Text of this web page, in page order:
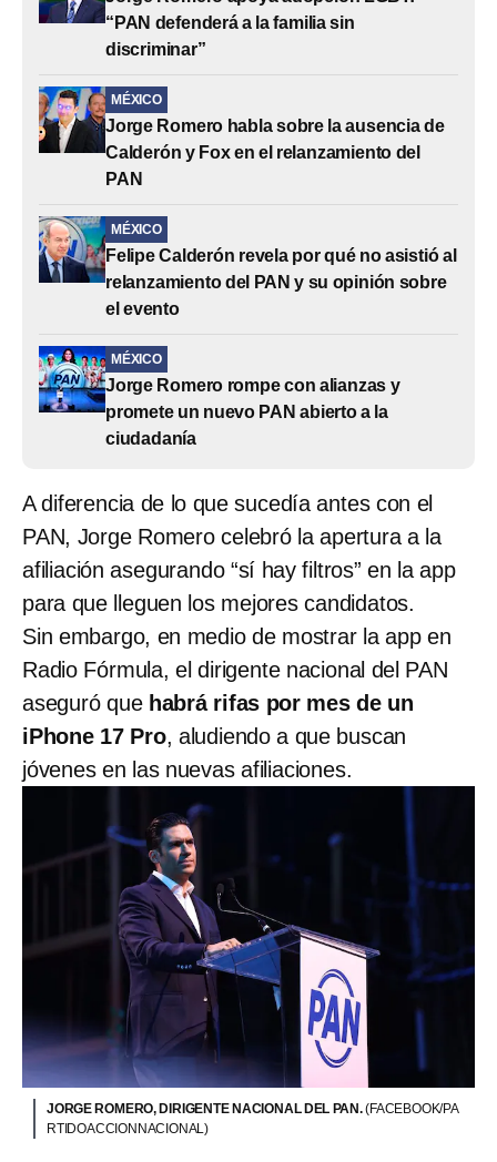
“PAN defenderá a la familia sin
discriminar”
MÉXICO
Jorge Romero habla sobre la ausencia de
Calderón y Fox en el relanzamiento del
PAN
MÉXICO
Felipe Calderón revela por qué no asistió al
relanzamiento del PAN y su opinión sobre
el evento
MÉXICO
Jorge Romero rompe con alianzas y
promete un nuevo PAN abierto a la
ciudadanía
A diferencia de lo que sucedía antes con el
PAN, Jorge Romero celebró la apertura a la
afiliación asegurando “sí hay filtros” en la app
para que lleguen los mejores candidatos.
Sin embargo, en medio de mostrar la app en
Radio Fórmula, el dirigente nacional del PAN
aseguró que habrá rifas por mes de un
iPhone 17 Pro, aludiendo a que buscan
jóvenes en las nuevas afiliaciones.
JORGE ROMERO, DIRIGENTE NACIONAL DEL PAN.(FACEBOOK/PA
RTIDOACCIONNACIONAL)